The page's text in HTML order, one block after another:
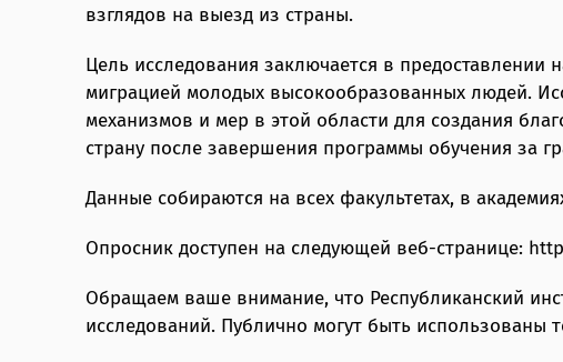
взглядов на выезд из страны.
Цель исследования заключается в
миграцией молодых высокообразованных людей.
механизмов и мер в этой области для создания
страну после завершения программы обучения за
Данные собираются на всех факультетах, в
Опросник доступен на следующей веб-странице:
Обращаем ваше внимание, что Республиканский
исследований. Публично могут быть